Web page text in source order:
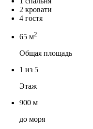
2 кровати
4 гостя
65 м2
Общая площадь
1 из 5
Этаж
900 м
до моря